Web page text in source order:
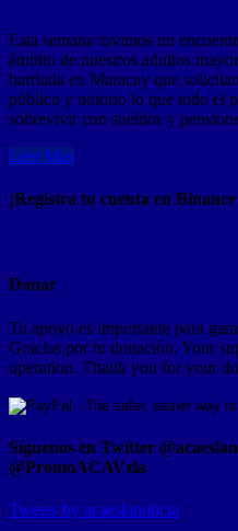
Esta semana tuvimos un
ámbito de nuestros adultos
barriada en Maracay que
público y notorio lo que todo el
sobrevivir con sueldos y
Leer Mas
¡Registra tu cuenta en
Donar
Tu apoyo es importante para
Gracias por tu donación. Your
operation. Thank you for your
Síguenos en Twitter
@PromoACAVzla
Tweets by acaeslanoticia